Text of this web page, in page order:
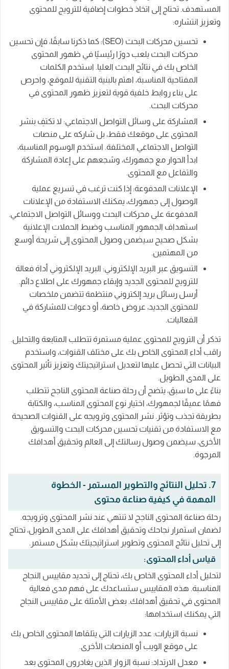
المستهدف. تحتاج إلى اتخاذ خطوات إضافية للترويج للمحتوى
وتعزيز انتشاره:
تحسين محركات البحث (SEO): كما ذكرنا سابقًا، فإن تحسين
محركات البحث يلعب دورًا رئيسيًا في ظهور المحتوى
الخاص بك في نتائج البحث العليا. استخدم الكلمات
المفتاحية المناسبة، اهتم بالبنية التقنية للموقع، واحرص
على بناء روابط خلفية قوية لتعزيز ظهور المحتوى في
محركات البحث.
المشاركة على وسائل التواصل الاجتماعي: لا تكتفِ بنشر
المحتوى على موقعك فقط، بل شاركه على منصات
التواصل الاجتماعي المختلفة. استخدم الوسوم المناسبة،
ابدأ الحوار مع جمهورك، وشجعهم على إعادة المشاركة
والتفاعل مع المحتوى.
الإعلانات المدفوعة: إذا كنت ترغب في تسريع عملية
الوصول إلى جمهورك، يمكنك الاستفادة من الإعلانات
المدفوعة على محركات البحث ووسائل التواصل الاجتماعي.
استهداف الجمهور المناسب وضبط الحملات الإعلانية
بشكل صحيح سيضمن وصول المحتوى إلى شريحة أوسع
من المهتمين.
التسويق عبر البريد الإلكتروني: البريد الإلكتروني أداة فعالة
للترويج للمحتوى الجديد وإبقاء جمهورك على اطلاع دائم.
أرسل رسائل بريد إلكتروني منتظمة تتضمن ملخصات
للمحتوى الجديد، عروض خاصة، أو دعوات للمشاركة في
الفعاليات.
تذكر أن الترويج للمحتوى عملية مستمرة تتطلب المتابعة والتحليل.
راقب أداء المحتوى الخاص بك على مختلف القنوات، واستخدم
البيانات التي تحصل عليها لتعديل استراتيجيتك وتعزيز تأثير المحتوى
على المدى الطويل.
بناءً على ما سبق، يتضح أن رحلة صناعة المحتوى الناجح تتطلب
فهمًا عميقًا لجمهورك، اختيار نوع المحتوى المناسب، والكتابة
بطريقة تجذب وتؤثر. نشر المحتوى وترويجه على القنوات الصحيحة
مع الاستفادة من تقنيات تحسين محركات البحث والتسويق
الأخرى، سيضمن وصول رسالتك إلى العالم وتحقيق أهدافك
المرجوة.
7. تحليل النتائج والتطوير المستمر - الخطوة
المهمة في كيفية صناعة محتوى
رحلة صناعة المحتوى الناجح لا تنتهي عند نشر المحتوى وترويجه.
لضمان استمرار نجاحك وتحقيق أهدافك على المدى الطويل، تحتاج
إلى تحليل نتائج المحتوى وتطوير استراتيجيتك بشكل مستمر.
قياس أداء المحتوى:
لتحليل أداء المحتوى الخاص بك، تحتاج إلى تحديد مقاييس النجاح
المناسبة. هذه المقاييس ستساعدك على فهم مدى فعالية
المحتوى في تحقيق أهدافك. بعض الأمثلة على مقاييس النجاح
التي يمكنك استخدامها:
نسبة الزيارات: عدد الزيارات التي يتلقاها المحتوى الخاص بك
على موقع الويب أو المنصات الأخرى.
معدل الارتداد: نسبة الزوار الذين يغادرون المحتوى بعد